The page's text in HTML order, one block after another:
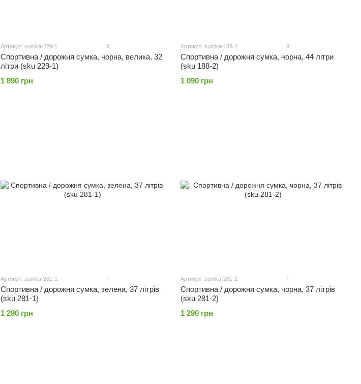
Артикул: sumka-229-1 3
Спортивна / дорожня сумка, чорна, велика, 32
літри (sku 229-1)
1 890 грн
Артикул: sumka-188-2 9
Спортивна / дорожня сумка, чорна, 44 літри
(sku 188-2)
1 090 грн
Артикул: sumka-281-1 1
Спортивна / дорожня сумка, зелена, 37 літрів
(sku 281-1)
1 290 грн
Артикул: sumka-281-2 1
Спортивна / дорожня сумка, чорна, 37 літрів
(sku 281-2)
1 290 грн